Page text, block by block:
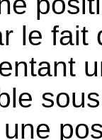
le fait